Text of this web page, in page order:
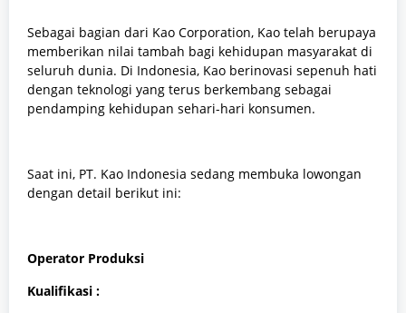
Sebagai bagian dari Kao Corporation, Kao telah berupaya
memberikan nilai tambah bagi kehidupan masyarakat di
seluruh dunia. Di Indonesia, Kao berinovasi sepenuh hati
dengan teknologi yang terus berkembang sebagai
pendamping kehidupan sehari-hari konsumen.
Saat ini, PT. Kao Indonesia sedang membuka lowongan
dengan detail berikut ini:
Operator Produksi
Kualifikasi :